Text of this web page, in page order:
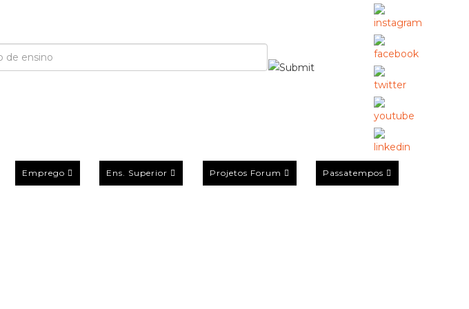
Emprego Ens. Superior Projetos Forum Passatempos